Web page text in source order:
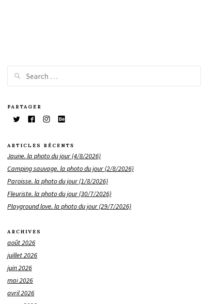
PARTAGER
ARTICLES RÉCENTS
Jaune. la photo du jour (4/8/2026)
Camping sauvage. la photo du jour (2/8/2026)
Paroisse. la photo du jour (1/8/2026)
Fleuriste. la photo du jour (30/7/2026)
Playground love. la photo du jour (29/7/2026)
ARCHIVES
août 2026
juillet 2026
juin 2026
mai 2026
avril 2026